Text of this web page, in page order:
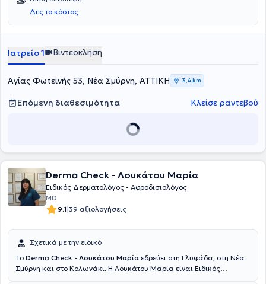
ψυχοδερματολογικό θέμα στο τμήμα Σεξουαλικά Μεταδιδόμενων
Ασθενειών του Νοσοκομείου Αφροδίσιων & Δερματικών Νόσων
"Ανδρέας Συγγρός". Στο ιδιωτικό του ιατρείο παρέχονται αρκετές
κονδυλωμάτων, κρυοθεραπείες και υαλουρονικό οξύ/Fillers και
μπορούν να αντιμετωπιστούν πολλές παθήσεις, όπως τριχόπτωση,
γνώση του γιατρού για το δέρμα μεταφράζεται σε πιο στοχευμένες
Δες το κόστος
Ιατρείο 1 Βιντεοκλήση
Αγίας Φωτεινής 53, Νέα Σμύρνη, ΑΤΤΙΚΗ 3,4 km
Επόμενη διαθεσιμότητα Κλείσε ραντεβού
Derma Check - Λουκάτου Μαρία
Ειδικός Δερματολόγος - Αφροδισιολόγος
MD
9.1|39 αξιολογήσεις
Σχετικά με την ειδικό
To Derma Check - Λουκάτου Μαρία εδρεύει στη Γλυφάδα, στη Νέα
Σμύρνη και στο Κολωνάκι. Η Λουκάτου Μαρία είναι Ειδικός